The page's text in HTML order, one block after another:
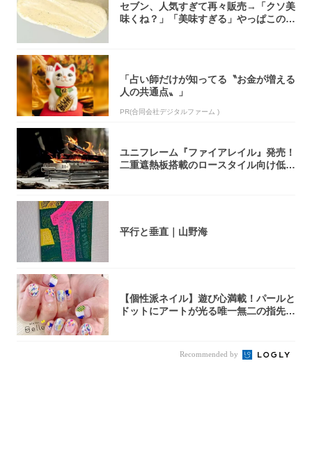
セブン、人気すぎて再々販売→「クソ美
味くね？」「美味すぎる」やっぱこのク
「占い師だけが知ってる〝お金が増える
人の共通点〟」
PR(合同会社デジタルファーム )
ユニフレーム『ファイアレイル』発売！
二重遮熱板搭載のロースタイル向け低型
平行と垂直｜山野海
【個性派ネイル】遊び心満載！パールと
ドットにアートが光る唯一無二の指先が
Recommended by